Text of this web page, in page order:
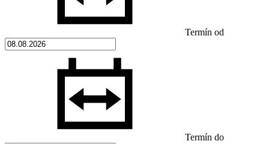
Termín od
Termín do